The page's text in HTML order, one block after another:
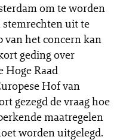
om te worden
stemrechten uit te
van het concern kan
geding over
Hoge Raad
Hof van
gezegd de vraag hoe
maatregelen
worden uitgelegd.